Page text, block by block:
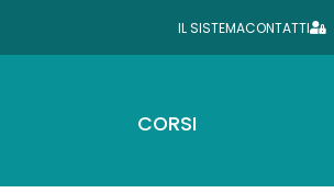
IL SISTEMACONTATTI
CORSI